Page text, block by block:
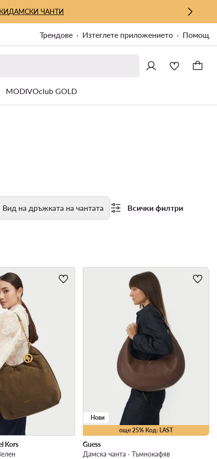
ДАМСКИ ЧАНТИ
Трендове Изтеглете приложението Помощ
MODIVOclub GOLD
Вид на дръжката на чантата Всички филтри
Kors
още 25% Код: LAST
Нови
Guess
Дамска чанта · Тъмнокафяв